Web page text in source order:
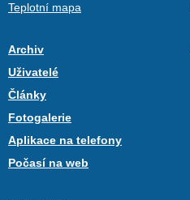
Teplotní mapa
Archiv
Uživatelé
Články
Fotogalerie
Aplikace na telefony
Počasí na web